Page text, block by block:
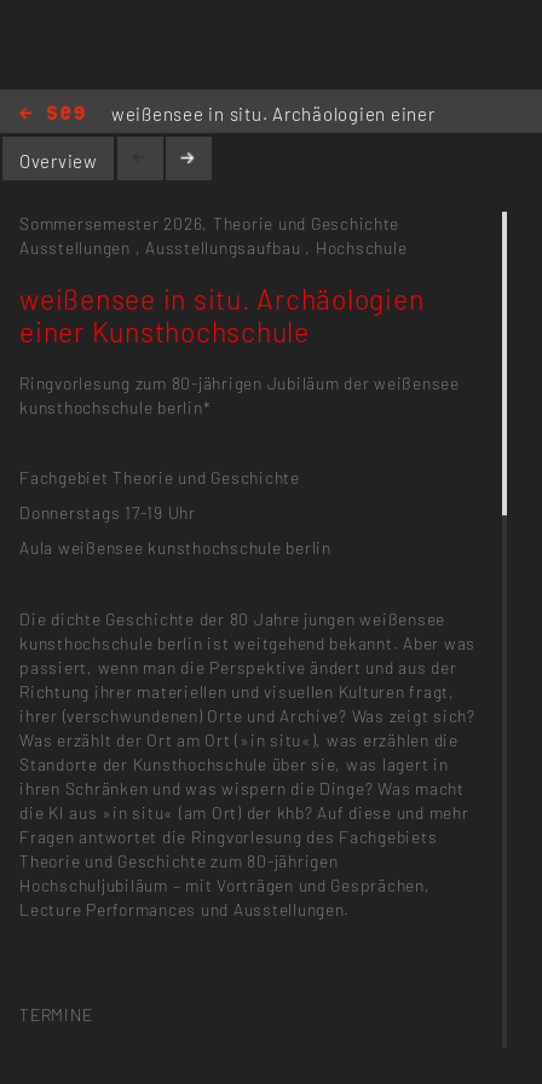
weißensee in situ. Archäologien einer
Kunsthochschule
Overview
Sommersemester 2026, Theorie und Geschichte
Ausstellungen , Ausstellungsaufbau , Hochschule
weißensee in situ. Archäologien
einer Kunsthochschule
Ringvorlesung zum 80-jährigen Jubiläum der weißensee
kunsthochschule berlin*
Fachgebiet Theorie und Geschichte
Donnerstags 17-19 Uhr
Aula weißensee kunsthochschule berlin
Die dichte Geschichte der 80 Jahre jungen weißensee
kunsthochschule berlin ist weitgehend bekannt. Aber was
passiert, wenn man die Perspektive ändert und aus der
Richtung ihrer materiellen und visuellen Kulturen fragt,
ihrer (verschwundenen) Orte und Archive? Was zeigt sich?
Was erzählt der Ort am Ort (»in situ«), was erzählen die
Standorte der Kunsthochschule über sie, was lagert in
ihren Schränken und was wispern die Dinge? Was macht
die KI aus »in situ« (am Ort) der khb? Auf diese und mehr
Fragen antwortet die Ringvorlesung des Fachgebiets
Theorie und Geschichte zum 80-jährigen
Hochschuljubiläum – mit Vorträgen und Gesprächen,
Lecture Performances und Ausstellungen.
TERMINE